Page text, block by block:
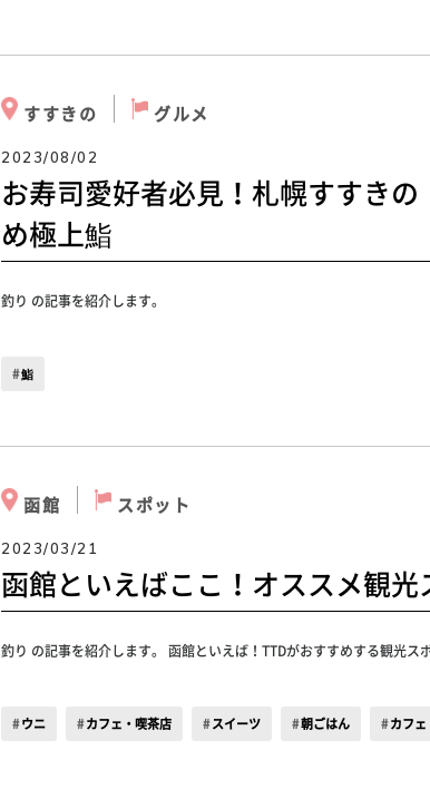
すすきの グルメ
2023/08/02
お寿司愛好者必見！札幌すすき
め極上鮨
釣り の記事を紹介します。
鮨
函館 スポット
2023/03/21
函館といえばここ！オススメ観
釣り の記事を紹介します。 函館といえば！TTDがおすすめする観光ス
ウニ カフェ・喫茶店 スイーツ 朝ごはん カフェ